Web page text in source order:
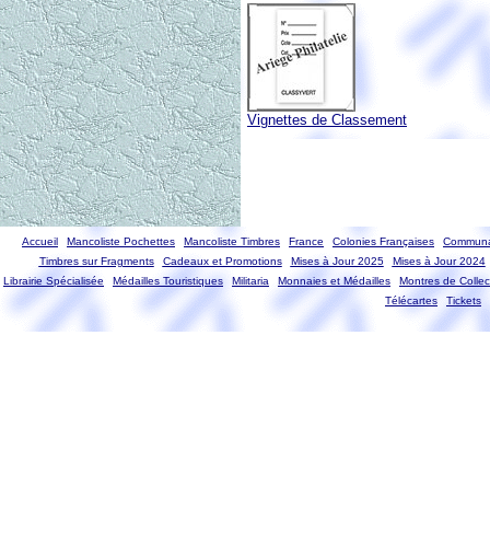
Vignettes de Classement
Accueil Mancoliste Pochettes Mancoliste Timbres France Colonies Françaises
Timbres sur Fragments
Cadeaux et Promotions Mises à Jour 2025
Mises à Jour 2024
Librairie Spécialisée
Médailles Touristiques Militaria Monnaies et Médailles
Montres de
Télécartes
Tickets